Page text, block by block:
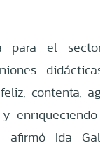
para el
contenta,
afirmó Ida